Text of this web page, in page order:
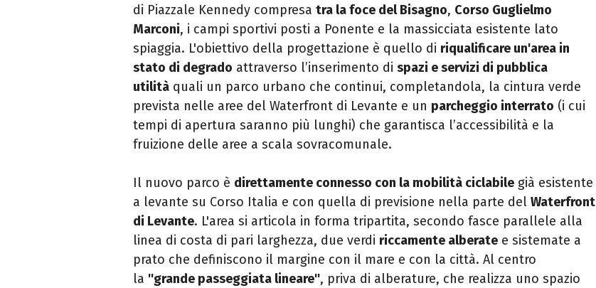
di Piazzale Kennedy compresa tra la foce del Bisagno, Corso Guglielmo
Marconi, i campi sportivi posti a Ponente e la massicciata esistente lato
spiaggia. L'obiettivo della progettazione è quello di riqualificare un'area in
stato di degrado attraverso l’inserimento di spazi e servizi di pubblica
utilità quali un parco urbano che continui, completandola, la cintura verde
prevista nelle aree del Waterfront di Levante e un parcheggio interrato (i cui
tempi di apertura saranno più lunghi) che garantisca l’accessibilità e la
fruizione delle aree a scala sovracomunale.
Il nuovo parco è direttamente connesso con la mobilità ciclabile già esistente
a levante su Corso Italia e con quella di previsione nella parte del Waterfront
di Levante. L'area si articola in forma tripartita, secondo fasce parallele alla
linea di costa di pari larghezza, due verdi riccamente alberate e sistemate a
prato che definiscono il margine con il mare e con la città. Al centro
la ''grande passeggiata lineare'', priva di alberature, che realizza uno spazio